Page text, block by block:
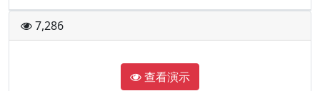
7,286
查看演示